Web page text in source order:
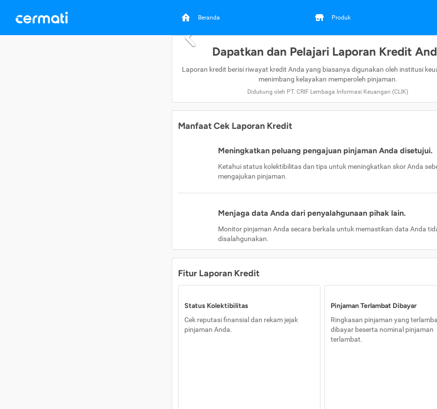
Beranda Produk
Dapatkan dan Pelajari Laporan Kredit
Laporan kredit berisi riwayat kredit Anda yang biasanya digunakan oleh institusi
menimbang kelayakan memperoleh pinjaman.
Didukung oleh PT. CRIF Lembaga Informasi Keuangan (CLIK)
Manfaat Cek Laporan Kredit
Meningkatkan peluang pengajuan pinjaman Anda disetujui.
Ketahui status kolektibilitas dan tips untuk meningkatkan skor Anda
mengajukan pinjaman.
Menjaga data Anda dari penyalahgunaan pihak lain.
Monitor pinjaman Anda secara berkala untuk memastikan data Anda
disalahgunakan.
Fitur Laporan Kredit
Status Kolektibilitas
Cek reputasi finansial dan rekam jejak
pinjaman Anda.
Pinjaman Terlambat Dibayar
Ringkasan pinjaman yang
dibayar beserta nominal pinjaman
terlambat.